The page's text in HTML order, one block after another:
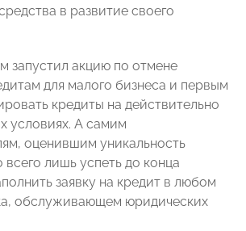
в развитие своего
запустил акцию по отмене
для малого бизнеса и первым
кредиты на действительно
условиях. А самим
оценившим уникальность
лишь успеть до конца
заявку на кредит в любом
обслуживающем юридических